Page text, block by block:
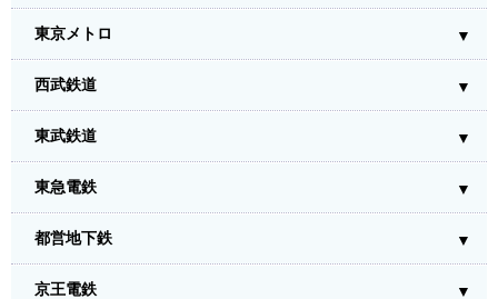
東京メトロ
西武鉄道
東武鉄道
東急電鉄
都営地下鉄
京王電鉄